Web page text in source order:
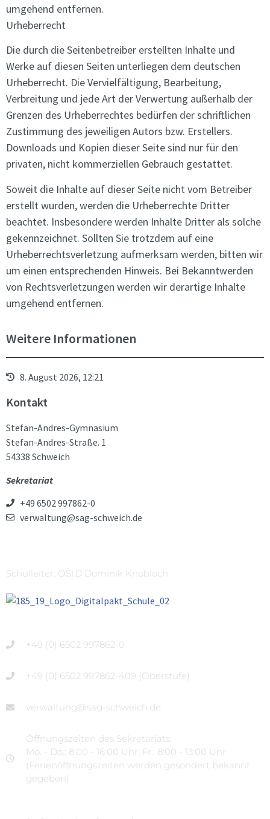
umgehend entfernen.
Urheberrecht
Die durch die Seitenbetreiber erstellten Inhalte und
Werke auf diesen Seiten unterliegen dem deutschen
Urheberrecht. Die Vervielfältigung, Bearbeitung,
Verbreitung und jede Art der Verwertung außerhalb der
Grenzen des Urheberrechtes bedürfen der schriftlichen
Zustimmung des jeweiligen Autors bzw. Erstellers.
Downloads und Kopien dieser Seite sind nur für den
privaten, nicht kommerziellen Gebrauch gestattet.
Soweit die Inhalte auf dieser Seite nicht vom Betreiber
erstellt wurden, werden die Urheberrechte Dritter
beachtet. Insbesondere werden Inhalte Dritter als solche
gekennzeichnet. Sollten Sie trotzdem auf eine
Urheberrechtsverletzung aufmerksam werden, bitten wir
um einen entsprechenden Hinweis. Bei Bekanntwerden
von Rechtsverletzungen werden wir derartige Inhalte
umgehend entfernen.
Weitere Informationen
8. August 2026, 12:21
Kontakt
Stefan-Andres-Gymnasium
Stefan-Andres-Straße. 1
54338 Schweich
Sekretariat
+49 6502 997862-0
verwaltung@sag-schweich.de
Schulleiter: OStD Dominik Knobloch
+49 (0) 6502 997862-0
+49 (0) 6502 997862-409 (Oberstufe)
verwaltung@sag-schweich.de
Öffnungszeiten des Sekretariats:
Mo. - Do.: 8:00 - 16:00 Uhr, Fr.: 8:00 - 13:00 Uhr
(Ferienöffnungszeiten werden gesondert bekannt
gegeben)